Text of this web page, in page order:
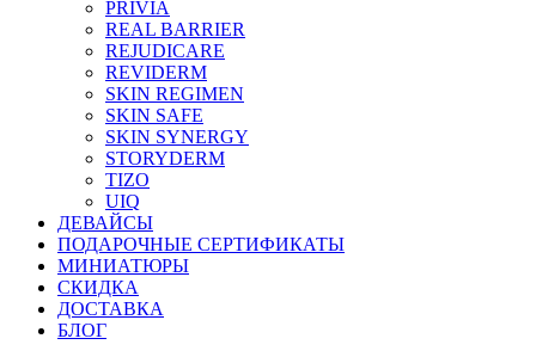
PRIVIA
REAL BARRIER
REJUDICARE
REVIDERM
SKIN REGIMEN
SKIN SAFE
SKIN SYNERGY
STORYDERM
TIZO
UIQ
ДЕВАЙСЫ
ПОДАРОЧНЫЕ СЕРТИФИКАТЫ
МИНИАТЮРЫ
СКИДКА
ДОСТАВКА
БЛОГ